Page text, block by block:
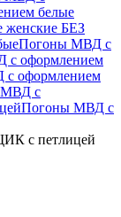
белые
БЕЗ
Погоны МВД с
оформлением
оформлением
с
Погоны МВД с
с петлицей